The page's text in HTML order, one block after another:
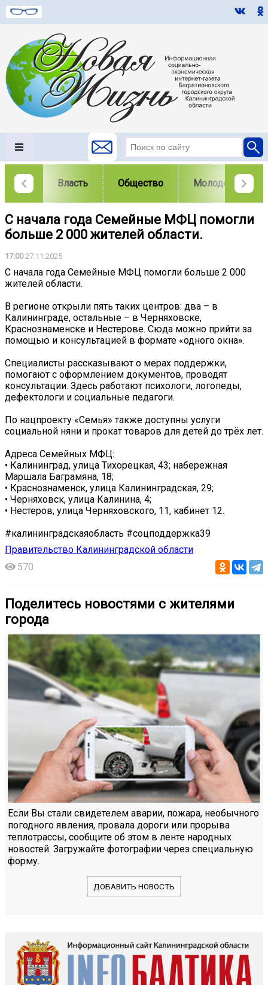
Власть Общество Молодежь
С начала года Семейные МФЦ помогли
больше 2 000 жителей области.
17:0027.11.2025
С начала года Семейные МФЦ помогли больше 2 000
жителей области.
В регионе открыли пять таких центров: два – в
Калининграде, остальные – в Черняховске,
Краснознаменске и Нестерове. Сюда можно прийти за
помощью и консультацией в формате «одного окна».
Специалисты рассказывают о мерах поддержки,
помогают с оформлением документов, проводят
консультации. Здесь работают психологи, логопеды,
дефектологи и социальные педагоги.
По нацпроекту «Семья» также доступны услуги
социальной няни и прокат товаров для детей до трёх лет.
Адреса Семейных МФЦ:
• Калининград, улица Тихорецкая, 43; набережная
Маршала Баграмяна, 18;
• Краснознаменск, улица Калининградская, 29;
• Черняховск, улица Калинина, 4;
• Нестеров, улица Черняховского, 11, кабинет 12.
#калининградскаяобласть #соцподдержка39
Правительство Калининградской области
570
Поделитесь новостями с жителями
города
Если Вы стали свидетелем аварии, пожара, необычного
погодного явления, провала дороги или прорыва
теплотрассы, сообщите об этом в ленте народных
новостей. Загружайте фотографии через специальную
форму.
ДОБАВИТЬ НОВОСТЬ